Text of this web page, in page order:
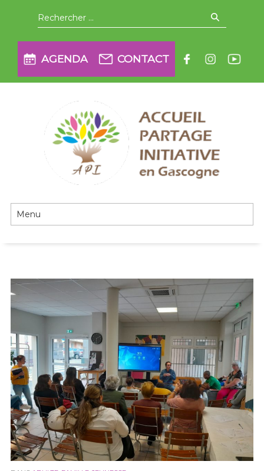
navigation
Recherche
pour
AGENDA CONTACT
Passer
au